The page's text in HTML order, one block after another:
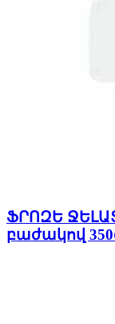
ՖՐՈԶԵ
բաժակով